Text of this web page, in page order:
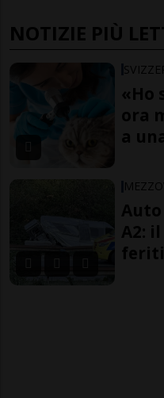
NOTIZIE PIÙ
«Ho
ora
a
A2:
feriti